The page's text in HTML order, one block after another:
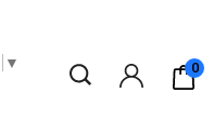
0
▼